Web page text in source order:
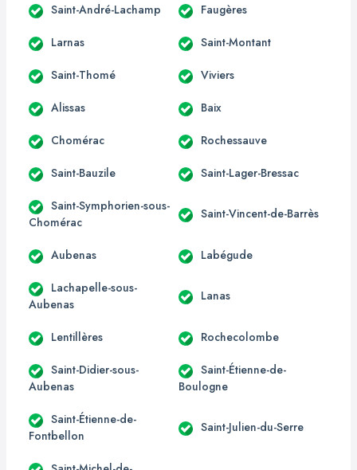
Saint-André-Lachamp Faugères
Larnas Saint-Montant
Saint-Thomé Viviers
Alissas Baix
Chomérac Rochessauve
Saint-Bauzile Saint-Lager-Bressac
Saint-Symphorien-sous-
Chomérac
Saint-Vincent-de-Barrès
Aubenas Labégude
Lachapelle-sous-
Aubenas
Lanas
Lentillères Rochecolombe
Saint-Didier-sous-
Aubenas
Saint-Étienne-de-
Boulogne
Saint-Étienne-de-
Fontbellon
Saint-Julien-du-Serre